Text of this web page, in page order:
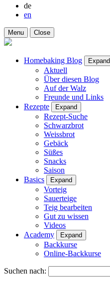
de
en
Menu Close
Homebaking Blog Expand
Aktuell
Über diesen Blog
Auf der Walz
Freunde und Links
Rezepte
Expand
Rezept-Suche
Schwarzbrot
Weissbrot
Gebäck
Süßes
Snacks
Saison
Basics
Expand
Vorteig
Sauerteige
Teig bearbeiten
Gut zu wissen
Videos
Academy
Expand
Backkurse
Online-Backkurse
Suchen nach: